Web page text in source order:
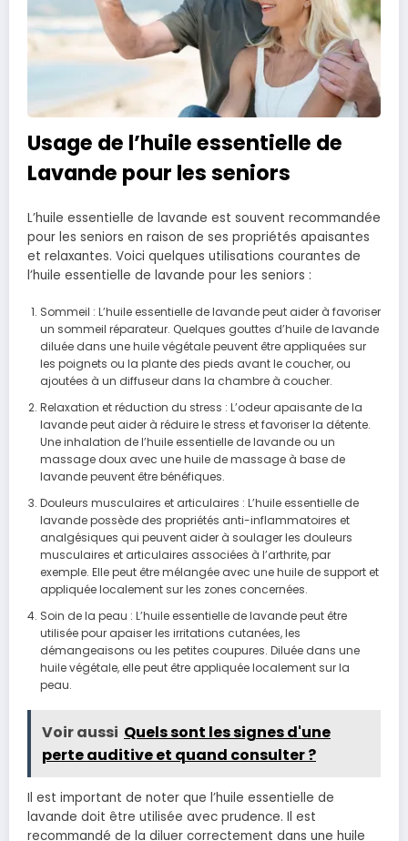
Usage de l’huile essentielle de
Lavande pour les seniors
L’huile essentielle de lavande est souvent recommandée
pour les seniors en raison de ses propriétés apaisantes
et relaxantes. Voici quelques utilisations courantes de
l’huile essentielle de lavande pour les seniors :
Sommeil : L’huile essentielle de lavande peut aider à favoriser
un sommeil réparateur. Quelques gouttes d’huile de lavande
diluée dans une huile végétale peuvent être appliquées sur
les poignets ou la plante des pieds avant le coucher, ou
ajoutées à un diffuseur dans la chambre à coucher.
Relaxation et réduction du stress : L’odeur apaisante de la
lavande peut aider à réduire le stress et favoriser la détente.
Une inhalation de l’huile essentielle de lavande ou un
massage doux avec une huile de massage à base de
lavande peuvent être bénéfiques.
Douleurs musculaires et articulaires : L’huile essentielle de
lavande possède des propriétés anti-inflammatoires et
analgésiques qui peuvent aider à soulager les douleurs
musculaires et articulaires associées à l’arthrite, par
exemple. Elle peut être mélangée avec une huile de support et
appliquée localement sur les zones concernées.
Soin de la peau : L’huile essentielle de lavande peut être
utilisée pour apaiser les irritations cutanées, les
démangeaisons ou les petites coupures. Diluée dans une
huile végétale, elle peut être appliquée localement sur la
peau.
Voir aussi Quels sont les signes d'une
perte auditive et quand consulter ?
Il est important de noter que l’huile essentielle de
lavande doit être utilisée avec prudence. Il est
recommandé de la diluer correctement dans une huile